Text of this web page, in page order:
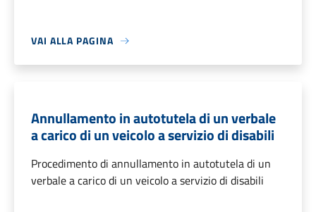
VAI ALLA PAGINA
Annullamento in autotutela di un verbale
a carico di un veicolo a servizio di disabili
Procedimento di annullamento in autotutela di un
verbale a carico di un veicolo a servizio di disabili